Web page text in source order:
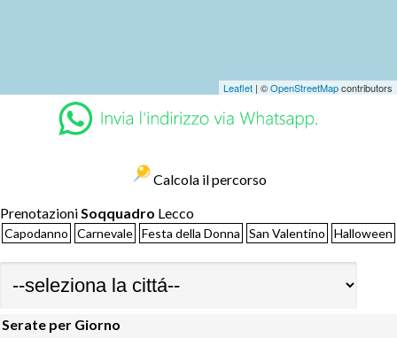
Leaflet | ©OpenStreetMapcontributors
Calcola il percorso
PrenotazioniSoqquadro Lecco
Capodanno Carnevale Festa della Donna San Valentino Halloween
Serate per Giorno